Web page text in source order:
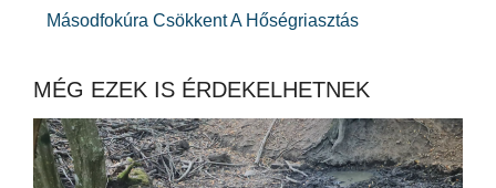
Másodfokúra Csökkent A Hőségriasztás
MÉG EZEK IS ÉRDEKELHETNEK